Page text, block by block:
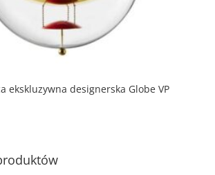
ekskluzywna designerska Globe VP